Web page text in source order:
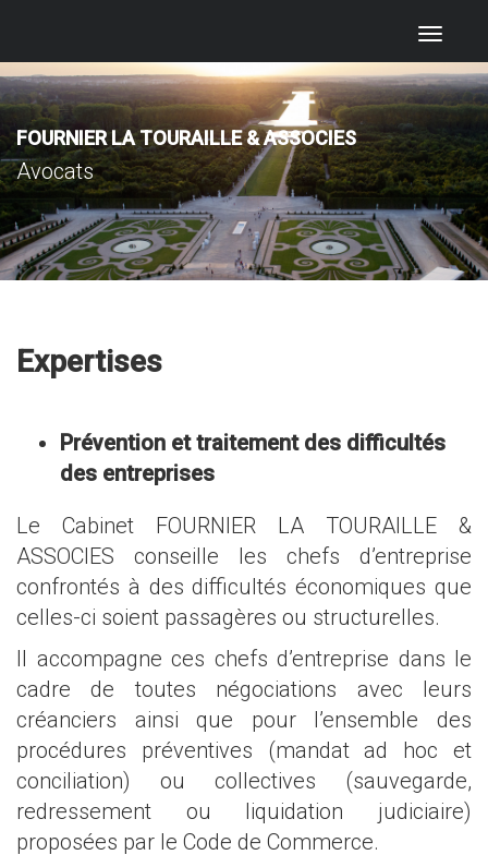
FOURNIER LA TOURAILLE & ASSOCIES
Avocats
Expertises
Prévention et traitement des difficultés
des entreprises
Le Cabinet FOURNIER LA TOURAILLE &
ASSOCIES conseille les chefs d’entreprise
confrontés à des difficultés économiques que
celles-ci soient passagères ou structurelles.
Il accompagne ces chefs d’entreprise dans le
cadre de toutes négociations avec leurs
créanciers ainsi que pour l’ensemble des
procédures préventives (mandat ad hoc et
conciliation) ou collectives (sauvegarde,
redressement ou liquidation judiciaire)
proposées par le Code de Commerce.